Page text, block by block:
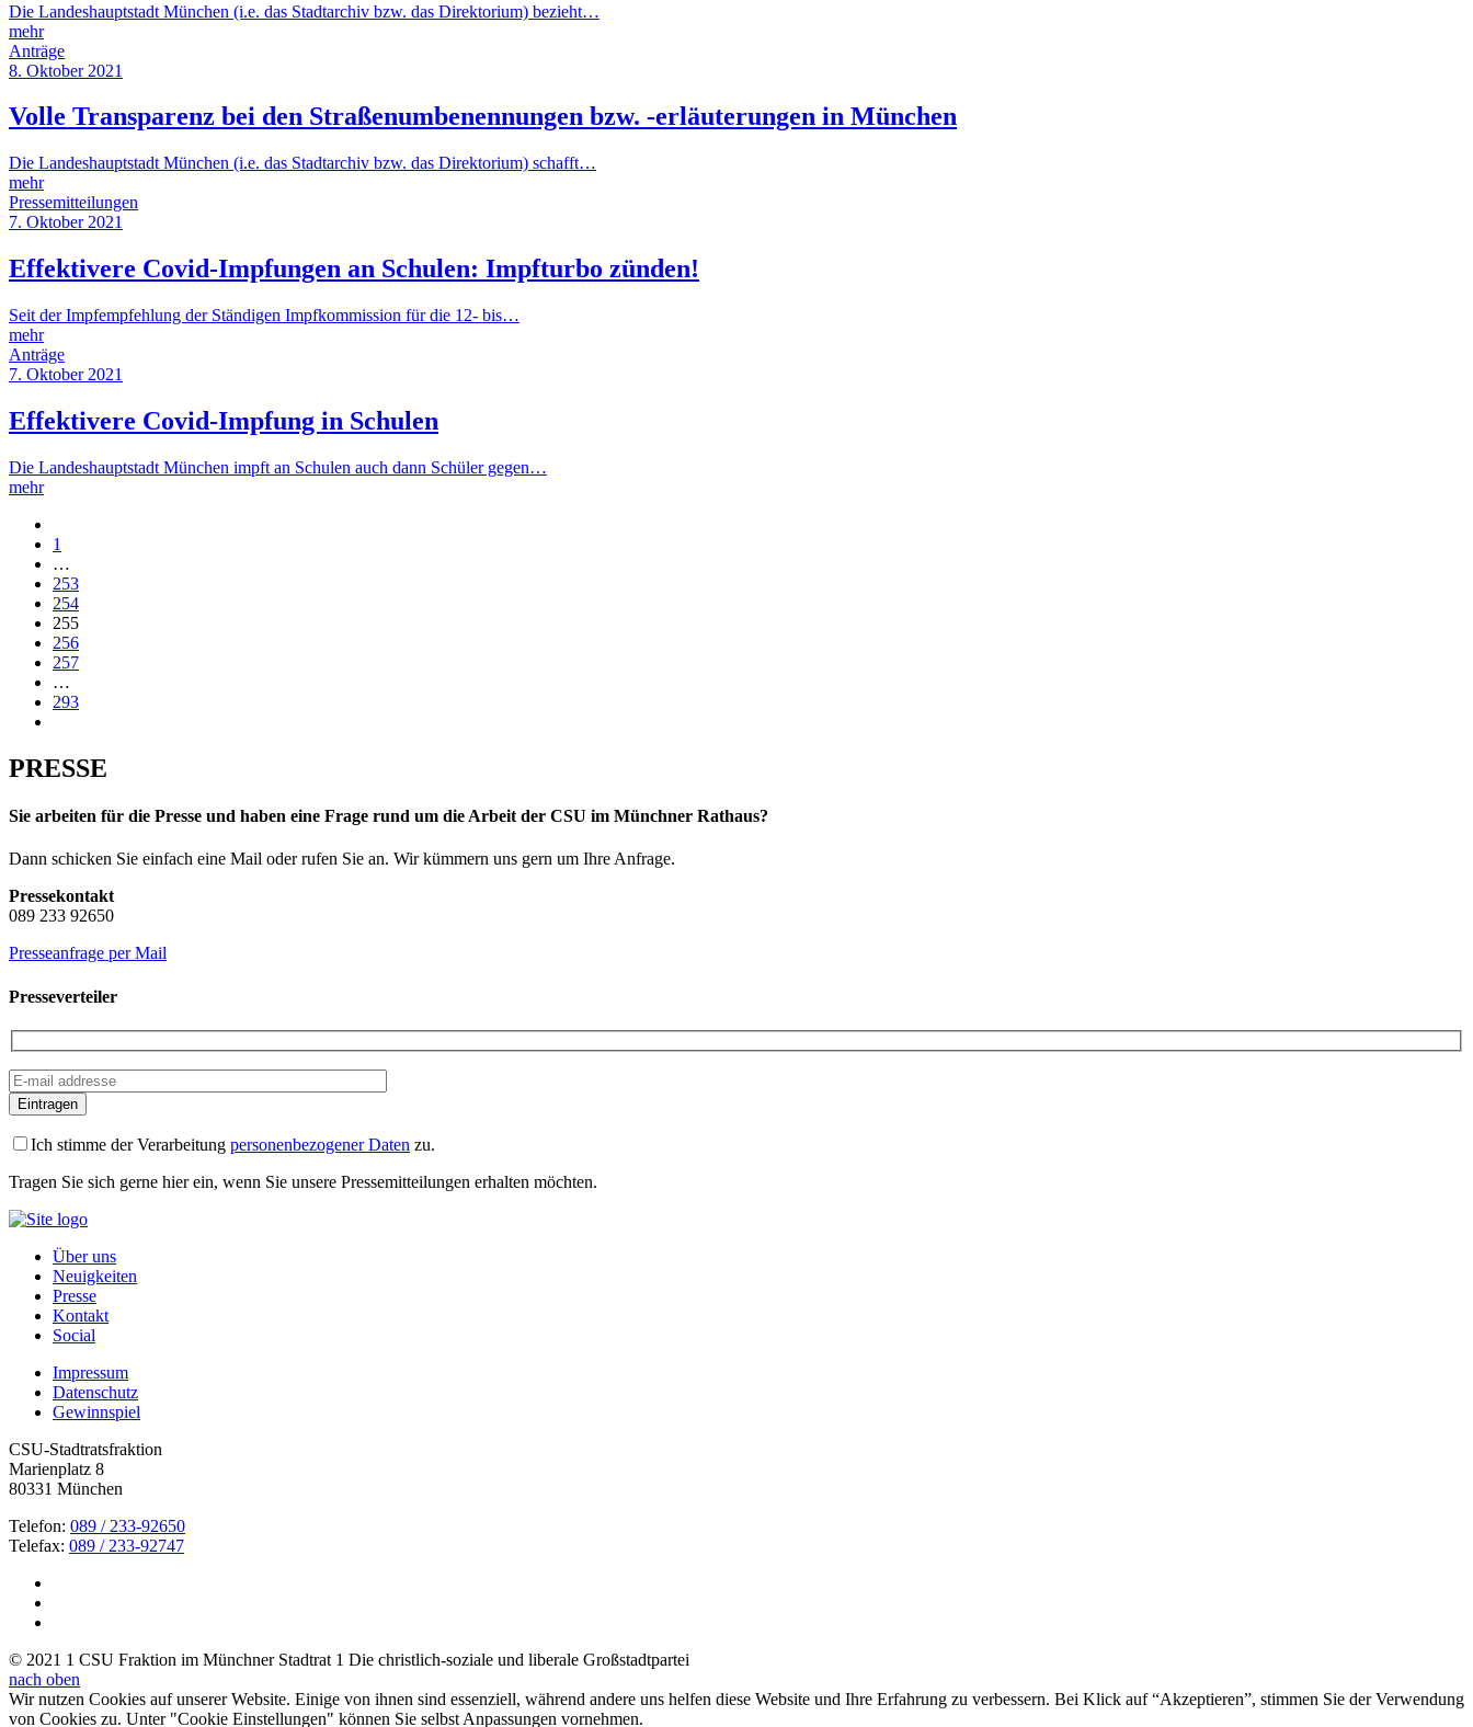
Die Landeshauptstadt München (i.e. das Stadtarchiv bzw. das Direktorium) bezieht…
mehr
Anträge
8. Oktober 2021
Volle Transparenz bei den Straßenumbenennungen bzw. -erläuterungen in München
Die Landeshauptstadt München (i.e. das Stadtarchiv bzw. das Direktorium) schafft…
mehr
Pressemitteilungen
7. Oktober 2021
Effektivere Covid-Impfungen an Schulen: Impfturbo zünden!
Seit der Impfempfehlung der Ständigen Impfkommission für die 12- bis…
mehr
Anträge
7. Oktober 2021
Effektivere Covid-Impfung in Schulen
Die Landeshauptstadt München impft an Schulen auch dann Schüler gegen…
mehr
1
…
253
254
255
256
257
…
293
PRESSE
Sie arbeiten für die Presse und haben eine Frage rund um die Arbeit der CSU im Münchner Rathaus?
Dann schicken Sie einfach eine Mail oder rufen Sie an. Wir kümmern uns gern um Ihre Anfrage.
Pressekontakt
089 233 92650
Presseanfrage per Mail
Presseverteiler
Eintragen
Ich stimme der Verarbeitung personenbezogener Daten zu.
Tragen Sie sich gerne hier ein, wenn Sie unsere Pressemitteilungen erhalten möchten.
Über uns
Neuigkeiten
Presse
Kontakt
Social
Impressum
Datenschutz
Gewinnspiel
CSU-Stadtratsfraktion
Marienplatz 8
80331 München
Telefon: 089 / 233-92650
Telefax: 089 / 233-92747
© 2021 1 CSU Fraktion im Münchner Stadtrat 1 Die christlich-soziale und liberale Großstadtpartei
nach oben
Wir nutzen Cookies auf unserer Website. Einige von ihnen sind essenziell, während andere uns helfen diese Website und Ihre Erfahrung zu verbessern. Bei Klick auf “Akzeptieren”, stimmen Sie der Verwendung
von Cookies zu. Unter "Cookie Einstellungen" können Sie selbst Anpassungen vornehmen.